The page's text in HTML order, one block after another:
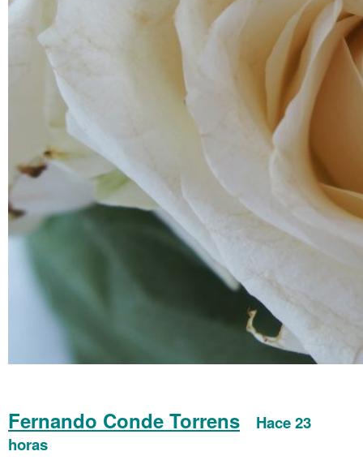
Fernando Conde Torrens Hace 23
horas